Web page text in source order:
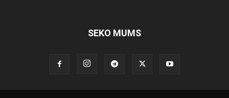
SEKO MUMS